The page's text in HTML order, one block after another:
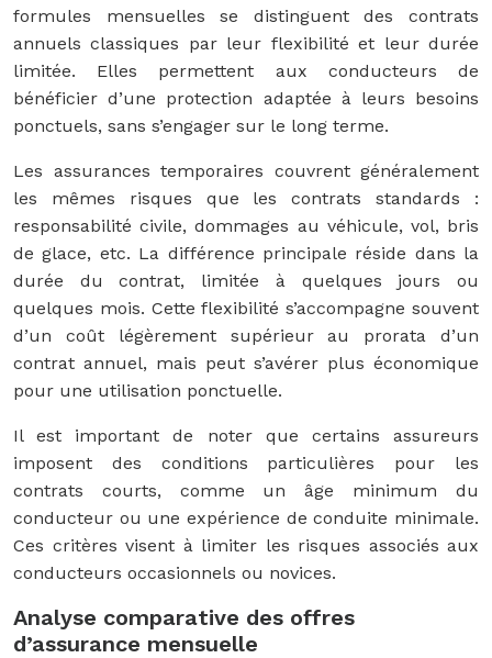
formules mensuelles se distinguent des contrats
annuels classiques par leur flexibilité et leur durée
limitée. Elles permettent aux conducteurs de
bénéficier d’une protection adaptée à leurs besoins
ponctuels, sans s’engager sur le long terme.
Les assurances temporaires couvrent généralement
les mêmes risques que les contrats standards :
responsabilité civile, dommages au véhicule, vol, bris
de glace, etc. La différence principale réside dans la
durée du contrat, limitée à quelques jours ou
quelques mois. Cette flexibilité s’accompagne souvent
d’un coût légèrement supérieur au prorata d’un
contrat annuel, mais peut s’avérer plus économique
pour une utilisation ponctuelle.
Il est important de noter que certains assureurs
imposent des conditions particulières pour les
contrats courts, comme un âge minimum du
conducteur ou une expérience de conduite minimale.
Ces critères visent à limiter les risques associés aux
conducteurs occasionnels ou novices.
Analyse comparative des offres
d’assurance mensuelle